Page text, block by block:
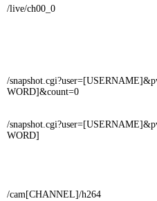
/live/ch00_0
/
WORD]&count=0
/
WORD]
/cam[CHANNEL]/h264